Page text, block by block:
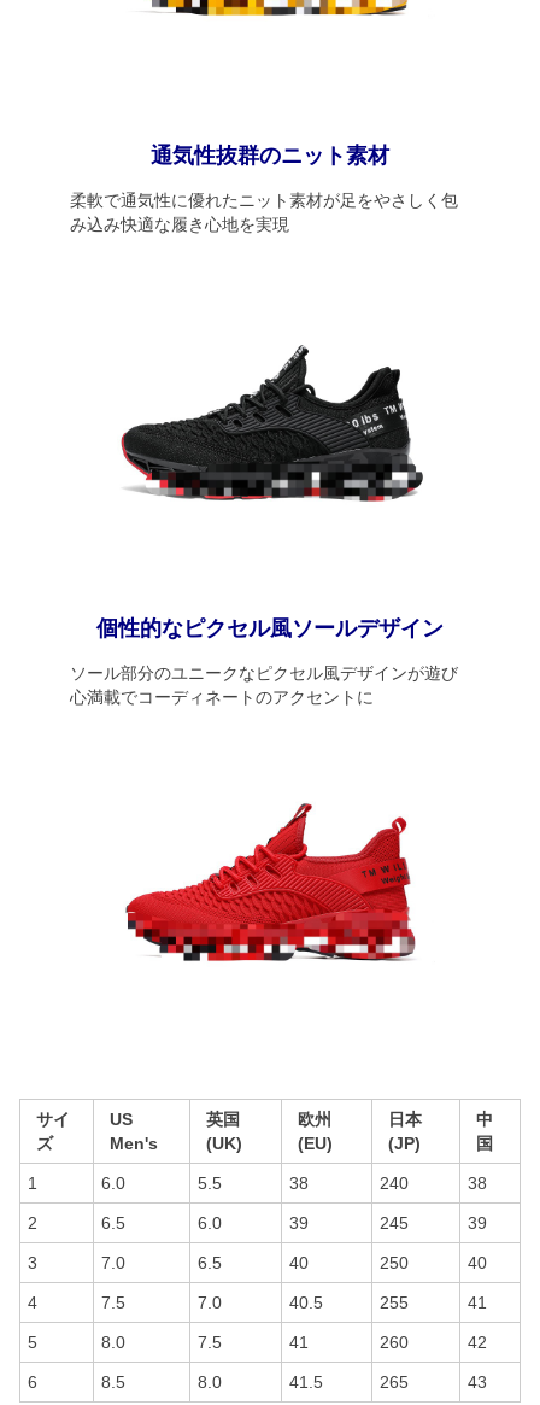
通気性抜群のニット素材
柔軟で通気性に優れたニット素材が足をやさしく包
み込み快適な履き心地を実現
個性的なピクセル風ソールデザイン
ソール部分のユニークなピクセル風デザインが遊び
心満載でコーディネートのアクセントに
サイ
ズ
US
Men's
英国
(UK)
欧州
(EU)
日本
(JP)
中
国
1 6.0 5.5 38 240 38
2 6.5 6.0 39 245 39
3 7.0 6.5 40 250 40
4 7.5 7.0 40.5 255 41
5 8.0 7.5 41 260 42
6 8.5 8.0 41.5 265 43